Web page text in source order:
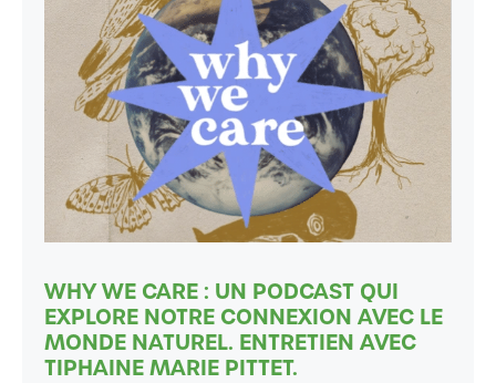
WHY WE CARE : UN PODCAST QUI
EXPLORE NOTRE CONNEXION AVEC LE
MONDE NATUREL. ENTRETIEN AVEC
TIPHAINE MARIE PITTET.